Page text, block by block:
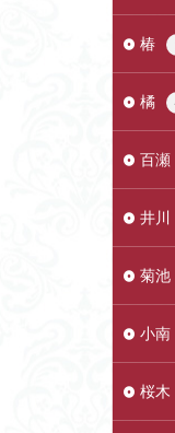
椿
橘
百瀬
井川
菊池
小南
桜木